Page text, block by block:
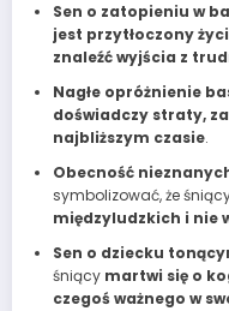
Sen o zatopieniu w
jest przytłoczony
znaleźć wyjścia z
Nagłe opróżnienie
doświadczy straty,
najbliższym czasie.
Obecność
symbolizować, że
międzyludzkich i nie
Sen o dziecku
śniący martwi się o
czegoś ważnego w